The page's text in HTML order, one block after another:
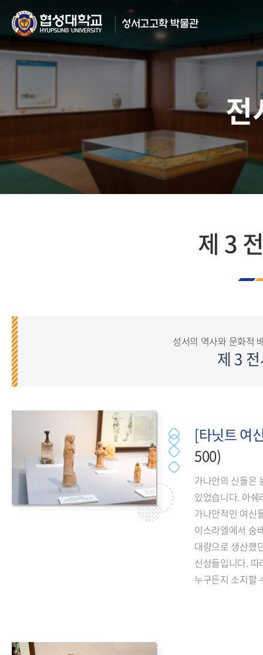
성서고고학 박물관
전
제 3
성서의 역사와 문화적
제 3
[타닛트 여
500)
가나안의 신들은
있었습니다. 아
가나안적인 여신
이스라엘에서 숭
대량으로 생산했
신상들입니다.
누구든지 소지할